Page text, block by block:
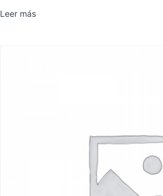
Leer más